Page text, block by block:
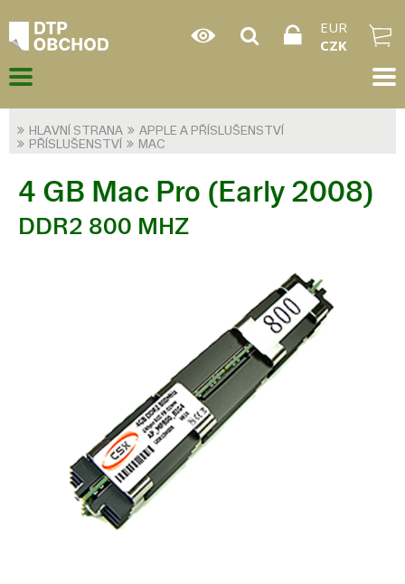
EUR
CZK
HLAVNÍ STRANA
APPLE A PŘÍSLUŠENSTVÍ
PŘÍSLUŠENSTVÍ
MAC
4 GB Mac Pro (Early 2008)
DDR2 800 MHZ